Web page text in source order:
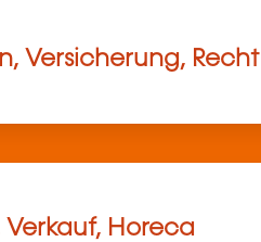
Versicherung, Recht
Verkauf, Horeca